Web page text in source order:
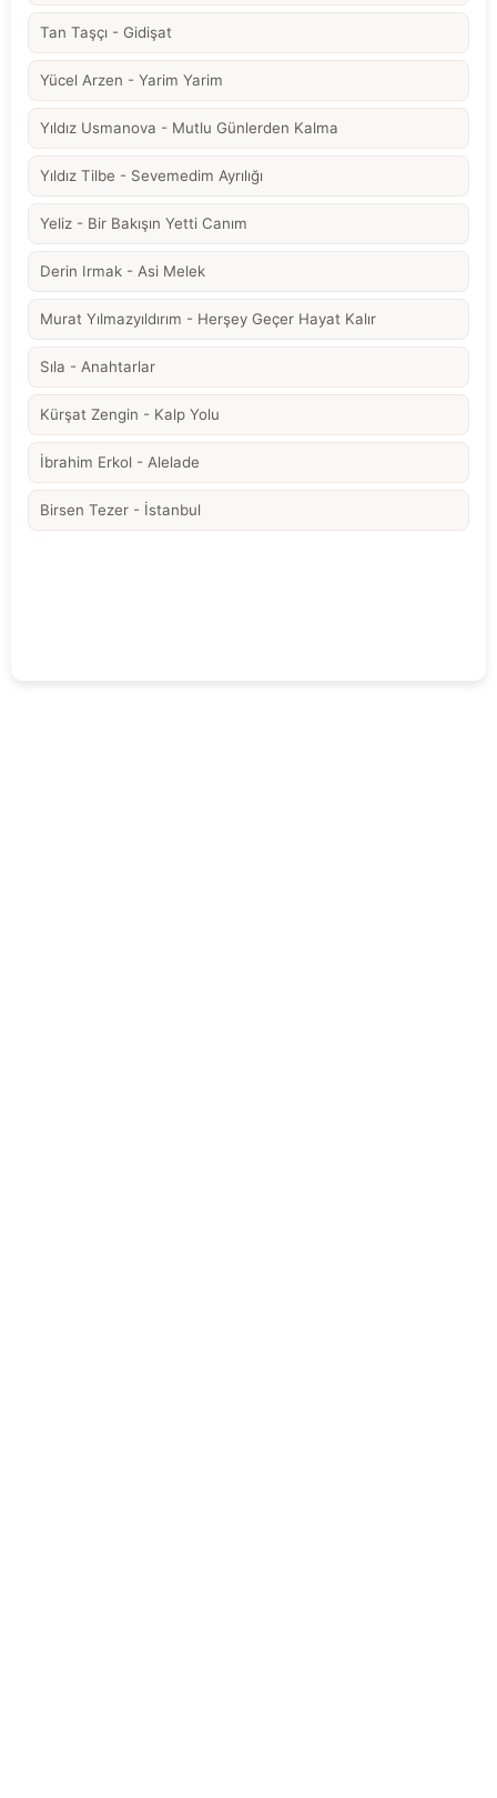
Tan Taşçı - Gidişat
Yücel Arzen - Yarim Yarim
Yıldız Usmanova - Mutlu Günlerden Kalma
Yıldız Tilbe - Sevemedim Ayrılığı
Yeliz - Bir Bakışın Yetti Canım
Derin Irmak - Asi Melek
Murat Yılmazyıldırım - Herşey Geçer Hayat Kalır
Sıla - Anahtarlar
Kürşat Zengin - Kalp Yolu
İbrahim Erkol - Alelade
Birsen Tezer - İstanbul